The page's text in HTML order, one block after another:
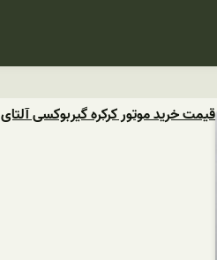
قیمت خرید موتور کرکره گیربوکسی آلتای